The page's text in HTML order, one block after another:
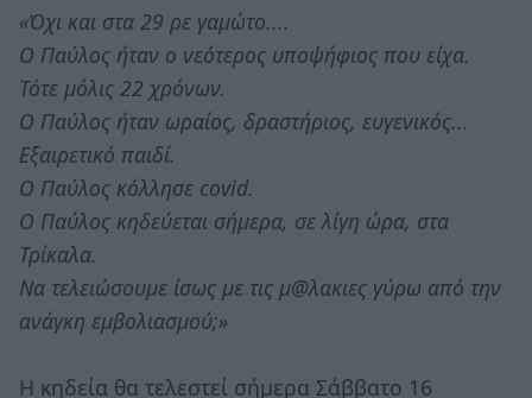
«Όχι και στα 29 ρε γαμώτο....
Ο Παύλος ήταν ο νεότερος υποψήφιος που είχα.
Τότε μόλις 22 χρόνων.
Ο Παύλος ήταν ωραίος, δραστήριος, ευγενικός...
Εξαιρετικό παιδί.
Ο Παύλος κόλλησε covid.
Ο Παύλος κηδεύεται σήμερα, σε λίγη ώρα, στα
Τρίκαλα.
Να τελειώσουμε ίσως με τις μ@λακιες γύρω από την
ανάγκη εμβολιασμού;»
Η κηδεία θα τελεστεί σήμερα Σάββατο 16